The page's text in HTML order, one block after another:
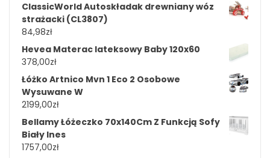
ClassicWorld Autoskładak drewniany wóz
strażacki (CL3807)
84,98zł
Hevea Materac lateksowy Baby 120x60
378,00zł
Łóżko Artnico Mvn 1 Eco 2 Osobowe
Wysuwane W
2199,00zł
Bellamy Łóżeczko 70x140Cm Z Funkcją Sofy
Biały Ines
1757,00zł